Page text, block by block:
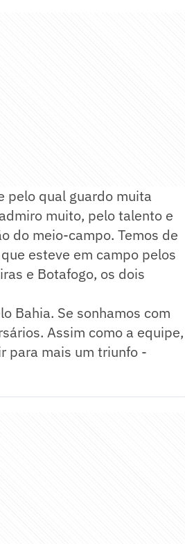
pelo qual guardo muita
muito, pelo talento e
do meio-campo. Temos de
esteve em campo pelos
e Botafogo, os dois
Bahia. Se sonhamos com
Assim como a equipe,
para mais um triunfo -